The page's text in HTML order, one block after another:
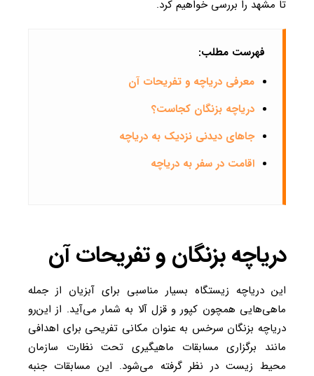
تا مشهد را بررسی خواهیم کرد.
فهرست مطلب:
معرفی دریاچه و تفریحات آن
دریاچه بزنگان کجاست؟
جاهای دیدنی نزدیک به دریاچه
اقامت در سفر به دریاچه
دریاچه بزنگان و تفریحات آن
این دریاچه زیستگاه بسیار مناسبی برای آبزیان از جمله
ماهی‌هایی همچون کپور و قزل آلا به شمار می‌آید. از این‌رو
دریاچه بزنگان سرخس به عنوان مکانی تفریحی برای اهدافی
مانند برگزاری مسابقات ماهیگیری تحت نظارت سازمان
محیط زیست در نظر گرفته می‌شود. این مسابقات جنبه